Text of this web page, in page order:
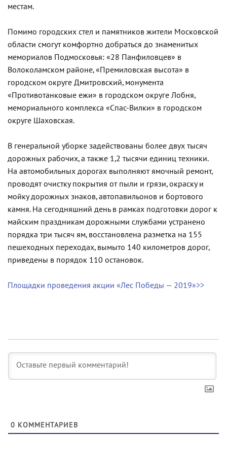
местам.
Помимо городских стел и памятников жители Московской
области смогут комфортно добраться до знаменитых
мемориалов Подмосковья: «28 Панфиловцев» в
Волоколамском районе, «Премиловская высота» в
городском округе Дмитровский, монумента
«Противотанковые ежи» в городском округе Лобня,
мемориального комплекса «Спас-Вилки» в городском
округе Шаховская.
В генеральной уборке задействованы более двух тысяч
дорожных рабочих, а также 1,2 тысячи единиц техники.
На автомобильных дорогах выполняют ямочный ремонт,
проводят очистку покрытия от пыли и грязи, окраску и
мойку дорожных знаков, автопавильонов и бортового
камня. На сегодняшний день в рамках подготовки дорог к
майским праздникам дорожными службами устранено
порядка три тысяч ям, восстановлена разметка на 155
пешеходных переходах, вымыто 140 километров дорог,
приведены в порядок 110 остановок.
Площадки проведения акции «Лес Победы — 2019»>>
0 КОММЕНТАРИЕВ